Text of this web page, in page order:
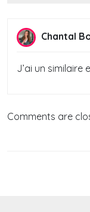
Chantal
J’ai un similaire
Comments are